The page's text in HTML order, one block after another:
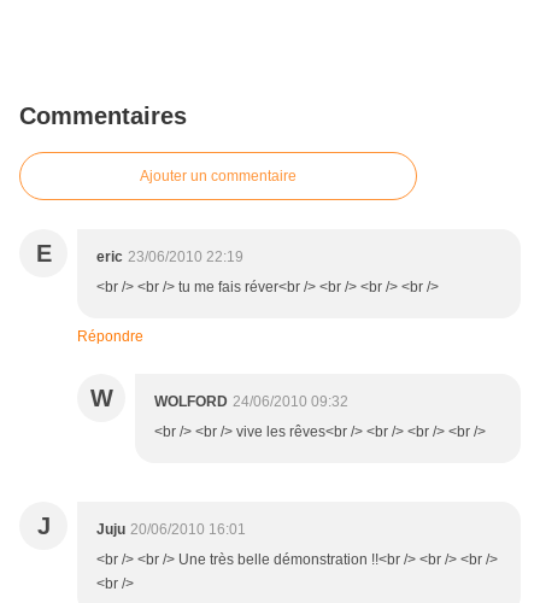
Commentaires
Ajouter un commentaire
E eric 23/06/2010 22:19
<br /> <br /> tu me fais réver<br /> <br /> <br /> <br />
Répondre
W WOLFORD 24/06/2010 09:32
<br /> <br /> vive les rêves<br /> <br /> <br /> <br />
J Juju 20/06/2010 16:01
<br /> <br /> Une très belle démonstration !!<br /> <br /> <br />
<br />